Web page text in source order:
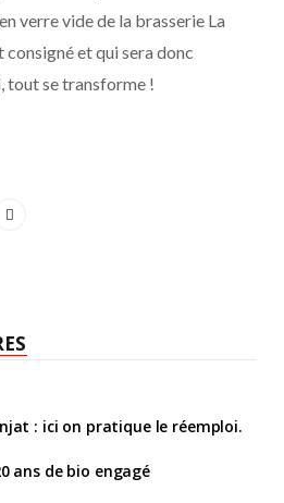
verre vide de la brasserie La
et qui sera donc
tout se transforme !
: ici on pratique le réemploi.
ans de bio engagé